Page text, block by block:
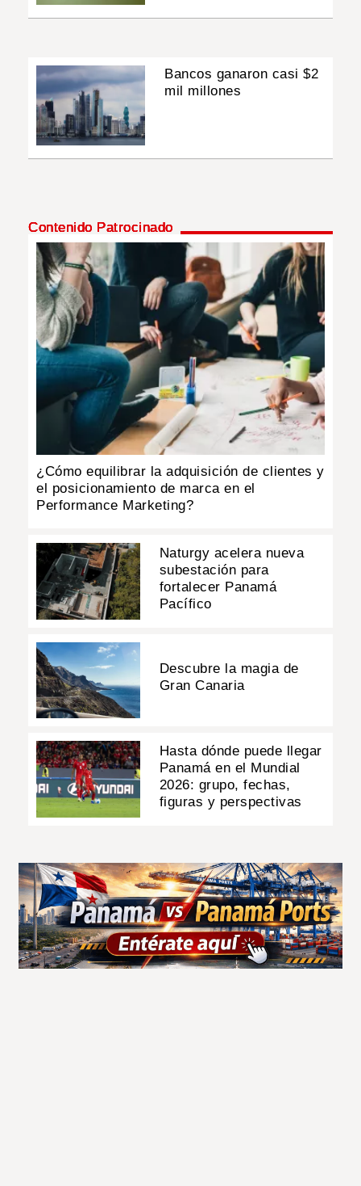
Bancos ganaron casi $2
mil millones
Contenido Patrocinado
¿Cómo equilibrar la adquisición de clientes y
el posicionamiento de marca en el
Performance Marketing?
Naturgy acelera nueva
subestación para
fortalecer Panamá
Pacífico
Descubre la magia de
Gran Canaria
Hasta dónde puede llegar
Panamá en el Mundial
2026: grupo, fechas,
figuras y perspectivas